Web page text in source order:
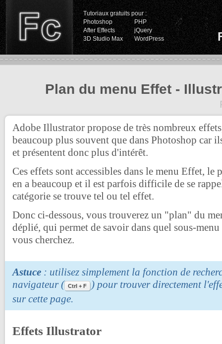
Tutoriaux gratuits pour :
Photoshop
PHP
After Effects
jQuery
3D Studio Max
WordPress
Plan du menu Effet -
Adobe Illustrator propose de très nombreux
beaucoup plus souvent que dans Photoshop car
et présentent donc plus d'intérêt.
Ces effets sont accessibles dans le menu Effet, le
en a beaucoup et il est parfois difficile de se
catégorie se trouve tel ou tel effet.
Donc ci-dessous, vous trouverez un "plan" du
déplié, qui permet de savoir dans quel sous-
vous cherchez.
Astuce : utilisez simplement la fonction de
navigateur ( Ctrl + F
) pour trouver directement
sur cette page.
Effets Illustrator